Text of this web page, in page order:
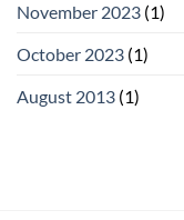
November 2023 (1)
October 2023 (1)
August 2013 (1)